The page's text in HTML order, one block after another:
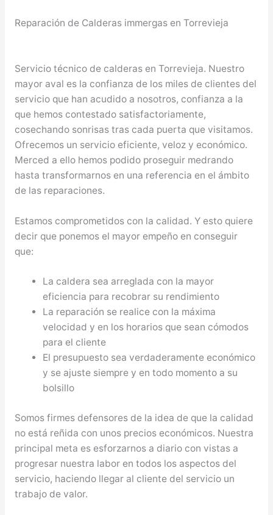
Reparación de Calderas immergas en Torrevieja
Servicio técnico de calderas en Torrevieja. Nuestro
mayor aval es la confianza de los miles de clientes del
servicio que han acudido a nosotros, confianza a la
que hemos contestado satisfactoriamente,
cosechando sonrisas tras cada puerta que visitamos.
Ofrecemos un servicio eficiente, veloz y económico.
Merced a ello hemos podido proseguir medrando
hasta transformarnos en una referencia en el ámbito
de las reparaciones.
Estamos comprometidos con la calidad. Y esto quiere
decir que ponemos el mayor empeño en conseguir
que:
La caldera sea arreglada con la mayor
eficiencia para recobrar su rendimiento
La reparación se realice con la máxima
velocidad y en los horarios que sean cómodos
para el cliente
El presupuesto sea verdaderamente económico
y se ajuste siempre y en todo momento a su
bolsillo
Somos firmes defensores de la idea de que la calidad
no está reñida con unos precios económicos. Nuestra
principal meta es esforzarnos a diario con vistas a
progresar nuestra labor en todos los aspectos del
servicio, haciendo llegar al cliente del servicio un
trabajo de valor.